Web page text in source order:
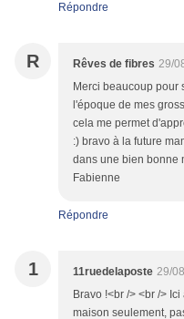
Répondre
R Rêves de fibres 29/
Merci beaucoup pour
l'époque de mes
cela me permet
:) bravo à la future
dans une bien bonne
Fabienne
Répondre
1 11ruedelaposte 29/
Bravo !<br /> <br />
maison seulement,